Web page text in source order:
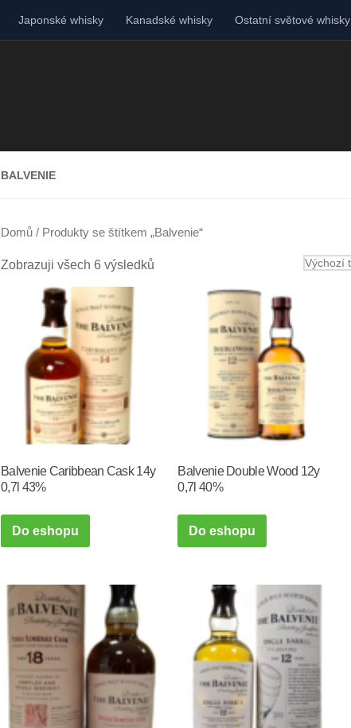
Japonské whisky Kanadské whisky Ostatní světové whisky
BALVENIE
Domů / Produkty se štítkem „Balvenie“
Zobrazuji všech 6 výsledků
Balvenie Caribbean Cask 14y
0,7l 43%
Do eshopu
Balvenie Double Wood 12y
0,7l 40%
Do eshopu